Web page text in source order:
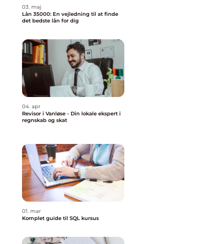
03. maj
Lån 35000: En vejledning til at finde
det bedste lån for dig
04. apr
Revisor i Vanløse - Din lokale ekspert i
regnskab og skat
01. mar
Komplet guide til SQL kursus